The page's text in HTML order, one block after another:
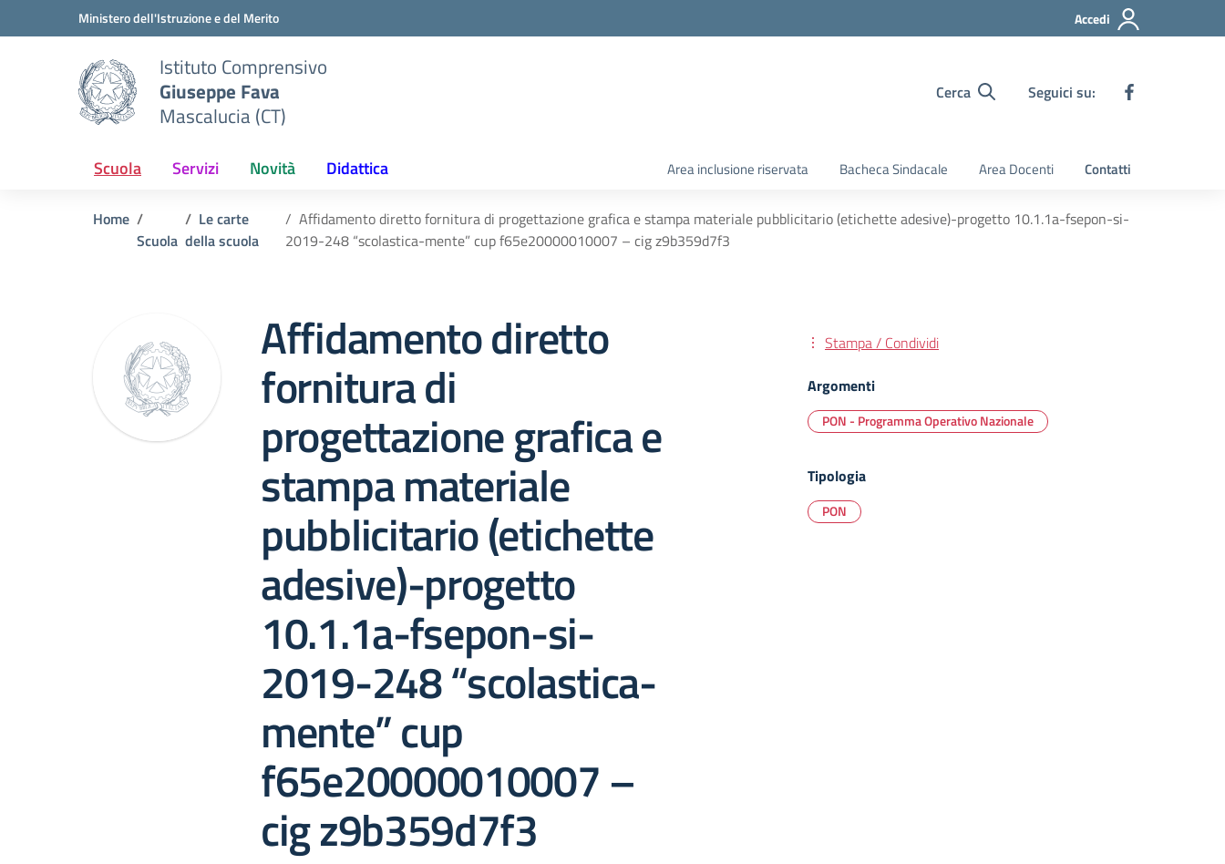
Vai ai contenuti
Vai al menu di navigazioneMinistero dell'Istruzione e del Merito Accedi
Istituto Comprensivo
Giuseppe Fava
Mascalucia (CT)
Cerca Seguici su:
Scuola Servizi Novità Didattica Area inclusione riservata Bacheca Sindacale Area Docenti Contatti
Home
Scuola
Le carte
della scuola
Affidamento diretto fornitura di progettazione grafica e stampa materiale pubblicitario (etichette adesive)-progetto 10.1.1a-fsepon-si-
2019-248 “scolastica-mente” cup f65e20000010007 – cig z9b359d7f3
Affidamento diretto
fornitura di
progettazione grafica e
stampa materiale
pubblicitario (etichette
adesive)-progetto
10.1.1a-fsepon-si-
2019-248 “scolastica-
mente” cup
f65e20000010007 –
cig z9b359d7f3
Stampa / Condividi
Argomenti
PON - Programma Operativo Nazionale
Tipologia
PON